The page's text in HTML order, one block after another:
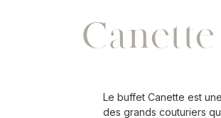
Le buffet Canette est
des grands couturiers